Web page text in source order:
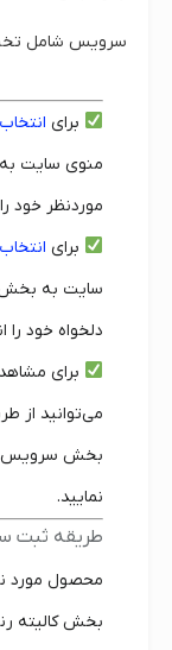
سرویس شامل
برای
منوی سایت
موردنظر خود
برای
سایت به بخش
دلخواه خود را
برای
می‌توانید از
بخش سرویس
نمایید.
طریقه ثبت
محصول مورد
بخش کالیته